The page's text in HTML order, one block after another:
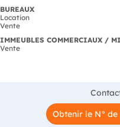
BUREAUX
Location
Vente
IMMEUBLES COMMERCIAUX /
Vente
Obtenir le N°